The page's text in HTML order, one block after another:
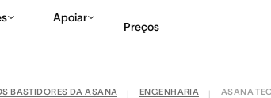
Apoiar
Preços
BASTIDORES DA ASANA ENGENHARIA ASANA